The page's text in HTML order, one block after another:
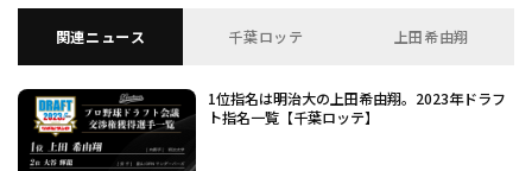
関連ニュース 千葉ロッテ 上田希由翔
1位指名は明治大の上田希由翔。2023年ドラフ
ト指名一覧【千葉ロッテ】